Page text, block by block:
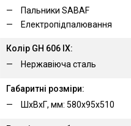
Пальники SABAF
Електропідпалювання
Колір GH 606 IX:
Нержавіюча сталь
Габаритні розміри:
ШхВхГ, мм: 580х95х510